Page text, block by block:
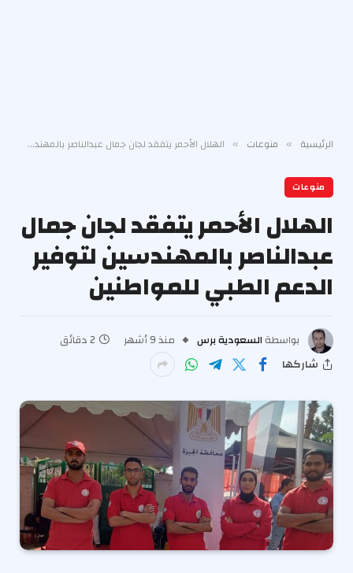
الرئيسية » منوعات » الهلال الأحمر يتفقد لجان جمال عبدالناصر بالمهندسين لتوفير الدعم الطبي للمواطنين
منوعات
الهلال الأحمر يتفقد لجان جمال
عبدالناصر بالمهندسين لتوفير
الدعم الطبي للمواطنين
بواسطة السعودية برس منذ 9 أشهر
2 دقائق
شاركها